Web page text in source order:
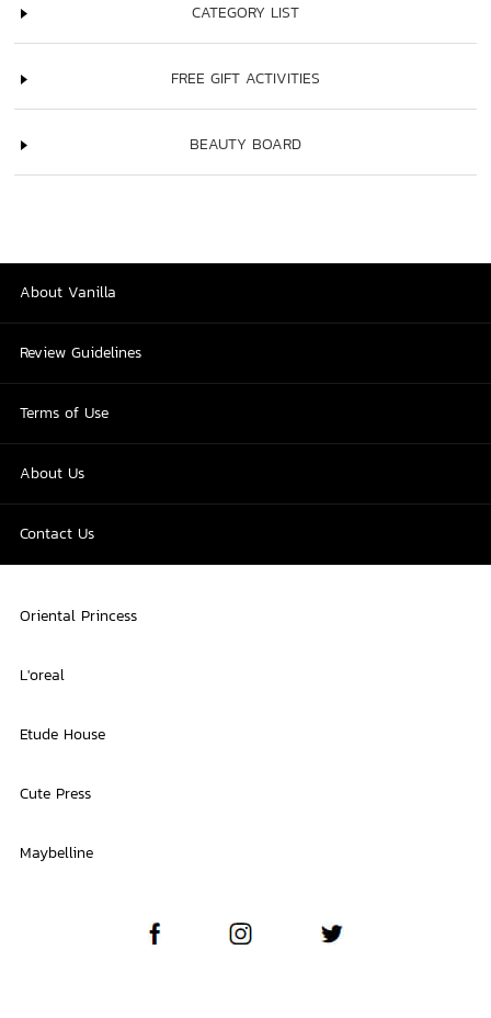
CATEGORY LIST
FREE GIFT ACTIVITIES
BEAUTY BOARD
About Vanilla
Review Guidelines
Terms of Use
About Us
Contact Us
Oriental Princess
L'oreal
Etude House
Cute Press
Maybelline